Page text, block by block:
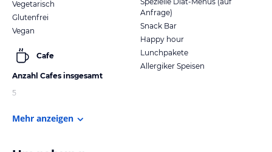
Vegetarisch
Glutenfrei
Vegan
Cafe
Anzahl Cafes insgesamt
5
Anfrage)
Snack Bar
Happy hour
Lunchpakete
Allergiker Speisen
Mehr anzeigen